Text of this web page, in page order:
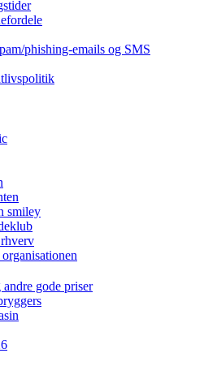
phishing-emails og SMS
smiley
gode priser